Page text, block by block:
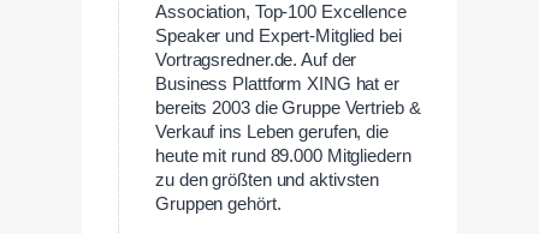
Association, Top-100 Excellence
Speaker und Expert-Mitglied bei
Vortragsredner.de. Auf der
Business Plattform XING hat er
bereits 2003 die Gruppe Vertrieb &
Verkauf ins Leben gerufen, die
heute mit rund 89.000 Mitgliedern
zu den größten und aktivsten
Gruppen gehört.